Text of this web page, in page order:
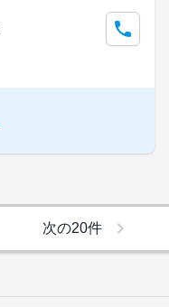
次の20件